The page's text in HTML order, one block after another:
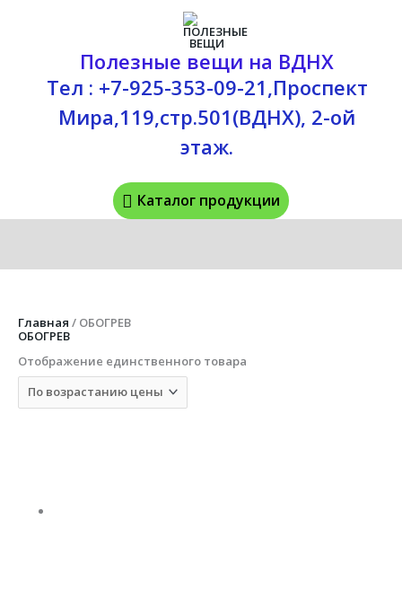
Полезные вещи на ВДНХ
Тел : +7-925-353-09-21,Проспект
Мира,119,стр.501(ВДНХ), 2-ой
этаж.
Каталог
продукции
Каталог продукции
Главная / ОБОГРЕВ
ОБОГРЕВ
Отображение единственного товара